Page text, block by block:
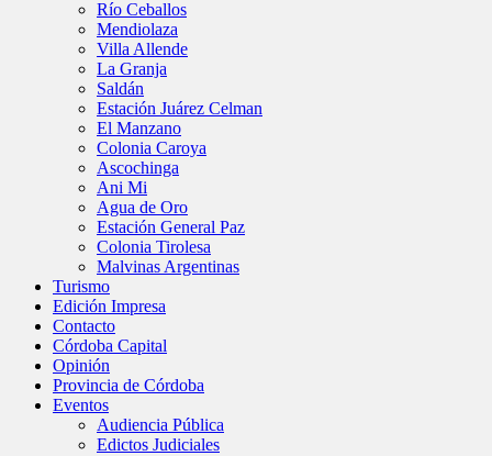
Río Ceballos
Mendiolaza
Villa Allende
La Granja
Saldán
Estación Juárez Celman
El Manzano
Colonia Caroya
Ascochinga
Ani Mi
Agua de Oro
Estación General Paz
Colonia Tirolesa
Malvinas Argentinas
Turismo
Edición Impresa
Contacto
Córdoba Capital
Opinión
Provincia de Córdoba
Eventos
Audiencia Pública
Edictos Judiciales